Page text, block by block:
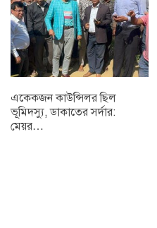
একেকজন কাউন্সিলর ছিল
ভূমিদস্যু, ডাকাতের সর্দার:
মেয়র…